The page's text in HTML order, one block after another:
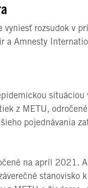
rozsudok v
Amnesty
z METU,
pojednávania
na apríl 2021.
stanovisko